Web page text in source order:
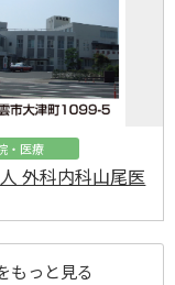
・医療
外科内科山尾医
もっと見る